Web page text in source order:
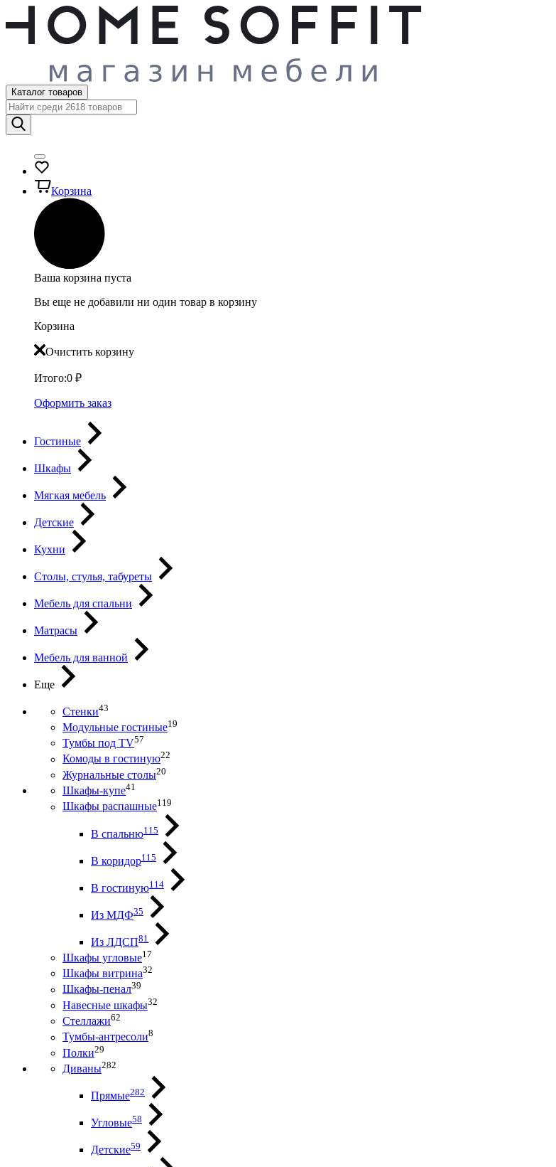
Каталог товаров
Корзина
Ваша корзина пуста
Вы еще не добавили ни один товар в корзину
Корзина
Очистить корзину
Итого:0 ₽
Оформить заказ
Гостиные
Шкафы
Мягкая мебель
Детские
Кухни
Столы, стулья, табуреты
Мебель для спальни
Матрасы
Мебель для ванной
Еще
Стенки43
Модульные гостиные19
Тумбы под ТV57
Комоды в гостиную22
Журнальные столы20
Шкафы-купе41
Шкафы распашные119
В спальню115
В коридор115
В гостиную114
Из МДФ35
Из ЛДСП81
Шкафы угловые17
Шкафы витрина32
Шкафы-пенал39
Навесные шкафы32
Стеллажи62
Тумбы-антресоли8
Полки29
Диваны282
Прямые282
Угловые58
Детские59